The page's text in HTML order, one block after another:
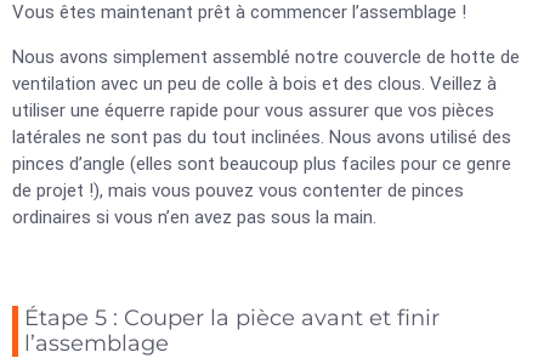
Vous êtes maintenant prêt à commencer l’assemblage !
Nous avons simplement assemblé notre couvercle de hotte de
ventilation avec un peu de colle à bois et des clous. Veillez à
utiliser une équerre rapide pour vous assurer que vos pièces
latérales ne sont pas du tout inclinées. Nous avons utilisé des
pinces d’angle (elles sont beaucoup plus faciles pour ce genre
de projet !), mais vous pouvez vous contenter de pinces
ordinaires si vous n’en avez pas sous la main.
Étape 5 : Couper la pièce avant et finir
l’assemblage